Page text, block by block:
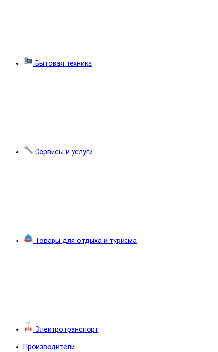
Бытовая техника
Сервисы и услуги
Товары для отдыха и туризма
Электротранспорт
Производители